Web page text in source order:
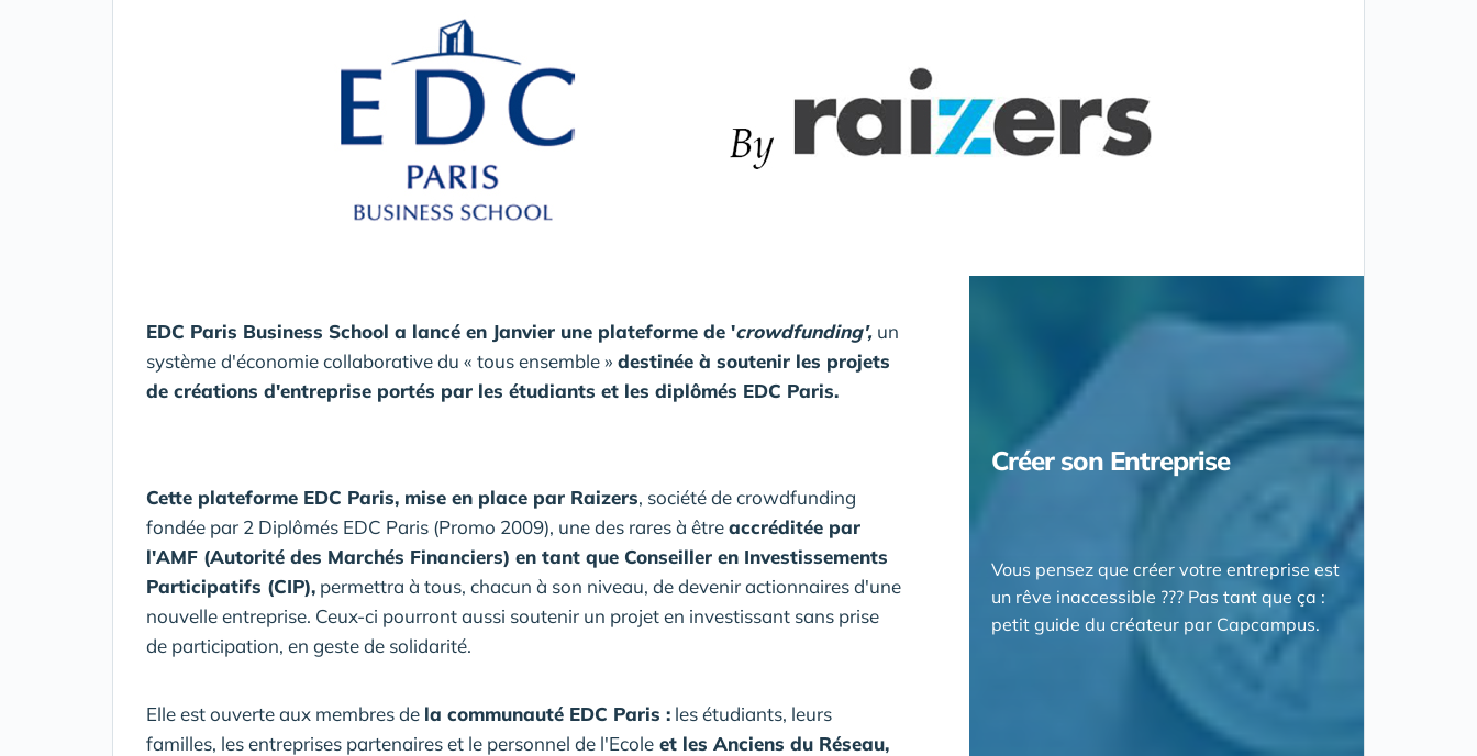
EDC Paris Business School a lancé en Janvier une plateforme de 'crowdfunding', un
système d'économie collaborative du « tous ensemble » destinée à soutenir les projets
de créations d'entreprise portés par les étudiants et les diplômés EDC Paris.
Cette plateforme EDC Paris, mise en place par Raizers, société de crowdfunding
fondée par 2 Diplômés EDC Paris (Promo 2009), une des rares à êtreaccréditée par
l'AMF (Autorité des Marchés Financiers) en tant que Conseiller en Investissements
Participatifs (CIP), permettra à tous, chacun à son niveau, de devenir actionnaires d'une
nouvelle entreprise. Ceux-ci pourront aussi soutenir un projet en investissant sans prise
de participation, en geste de solidarité.
Elle est ouverte aux membres de la communauté EDC Paris : les étudiants, leurs
familles, les entreprises partenaires et le personnel de l'Ecole et les Anciens du Réseau,
Créer son Entreprise
Vous pensez que créer votre entreprise est
un rêve inaccessible ??? Pas tant que ça :
petit guide du créateur par Capcampus.